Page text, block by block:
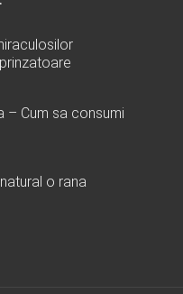
– Cum sa consumi
o rana